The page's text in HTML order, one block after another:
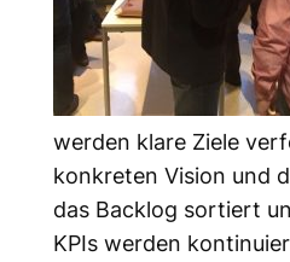
werden klare Ziele
konkreten Vision und
das Backlog sortiert
KPIs werden